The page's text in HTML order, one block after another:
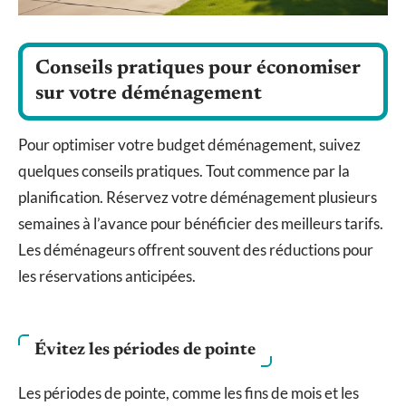
Conseils pratiques pour économiser
sur votre déménagement
Pour optimiser votre budget déménagement, suivez
quelques conseils pratiques. Tout commence par la
planification. Réservez votre déménagement plusieurs
semaines à l’avance pour bénéficier des meilleurs tarifs.
Les déménageurs offrent souvent des réductions pour
les réservations anticipées.
Évitez les périodes de pointe
Les périodes de pointe, comme les fins de mois et les